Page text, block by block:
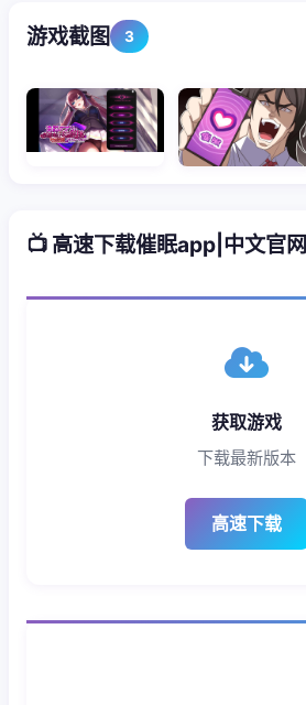
游戏截图 3
📺 高速下载催眠app|中文官网
获取游戏
下载最新版本
高速下载